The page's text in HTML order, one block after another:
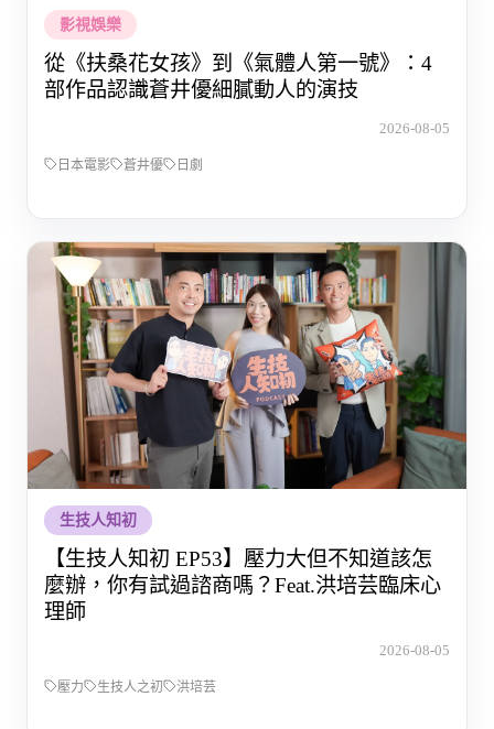
影視娛樂
從《扶桑花女孩》到《氣體人第一號》：4
部作品認識蒼井優細膩動人的演技
2026-08-05
日本電影 蒼井優 日劇
生技人知初
【生技人知初 EP53】壓力大但不知道該怎
麼辦，你有試過諮商嗎？Feat.洪培芸臨床心
理師
2026-08-05
壓力 生技人之初 洪培芸